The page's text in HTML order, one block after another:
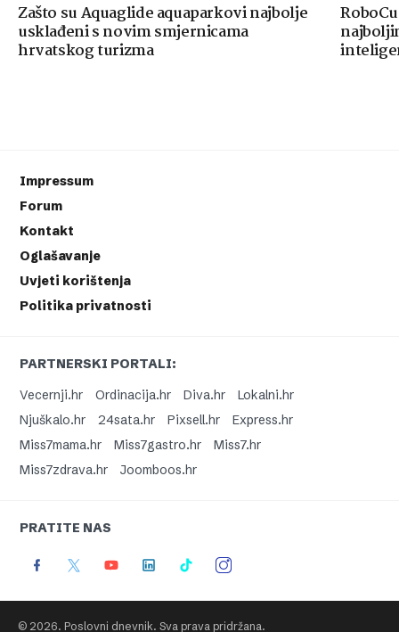
Zašto su Aquaglide aquaparkovi najbolje
usklađeni s novim smjernicama
hrvatskog turizma
Impressum
Forum
Kontakt
Oglašavanje
Uvjeti korištenja
Politika privatnosti
PARTNERSKI PORTALI:
Vecernji.hr
Ordinacija.hr Diva.hr
Lokalni.hr
Njuškalo.hr
24sata.hr Pixsell.hr
Express.hr
Miss7mama.hr
Miss7gastro.hr
Miss7.hr
Miss7zdrava.hr
Joomboos.hr
PRATITE NAS
© 2026. Poslovni dnevnik. Sva prava pridržana.